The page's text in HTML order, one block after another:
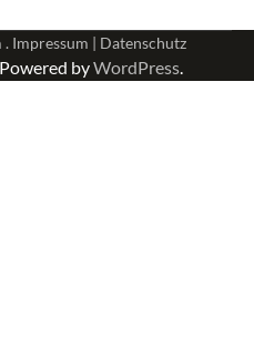
. Impressum | Datenschutz
byWordPress.